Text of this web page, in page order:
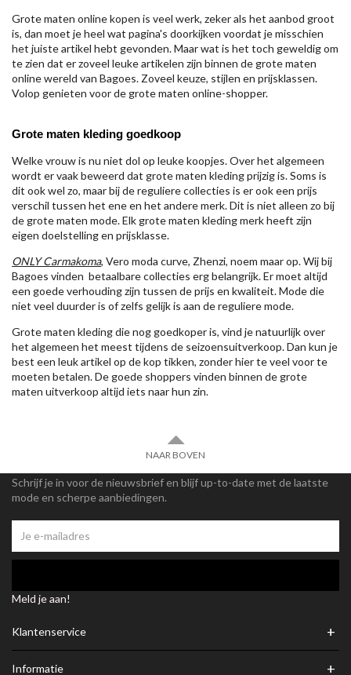
Grote maten online kopen is veel werk, zeker als het aanbod groot
is, dan moet je heel wat pagina's doorkijken voordat je misschien
het juiste artikel hebt gevonden. Maar wat is het toch geweldig om
te zien dat er zoveel leuke artikelen zijn binnen de grote maten
online wereld van Bagoes. Zoveel keuze, stijlen en prijsklassen.
Volop genieten voor de grote maten online-shopper.
Grote maten kleding goedkoop
Welke vrouw is nu niet dol op leuke koopjes. Over het algemeen
wordt er vaak beweerd dat grote maten kleding prijzig is. Soms is
dit ook wel zo, maar bij de reguliere collecties is er ook een prijs
verschil tussen het ene en het andere merk. Dit is niet alleen zo bij
de grote maten mode. Elk grote maten kleding merk heeft zijn
eigen doelstelling en prijsklasse.
ONLY Carmakoma, Vero moda curve, Zhenzi, noem maar op. Wij bij
Bagoes vinden betaalbare collecties erg belangrijk. Er moet altijd
een goede verhouding zijn tussen de prijs en kwaliteit. Mode die
niet veel duurder is of zelfs gelijk is aan de reguliere mode.
Grote maten kleding die nog goedkoper is, vind je natuurlijk over
het algemeen het meest tijdens de seizoensuitverkoop. Dan kun je
best een leuk artikel op de kop tikken, zonder hier te veel voor te
moeten betalen. De goede shoppers vinden binnen de grote
maten uitverkoop altijd iets naar hun zin.
NAAR BOVEN
Schrijf je in voor de nieuwsbrief en blijf up-to-date met de laatste
mode en scherpe aanbiedingen.
Meld je aan!
Klantenservice +
Informatie +